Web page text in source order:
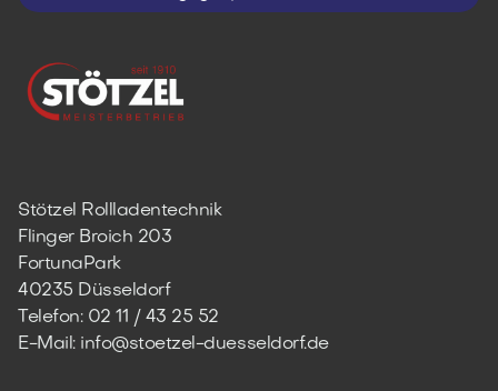
Stötzel Rollladentechnik
Flinger Broich 203
FortunaPark
40235 Düsseldorf
Telefon: 02 11 / 43 25 52
E-Mail: info@stoetzel-duesseldorf.de